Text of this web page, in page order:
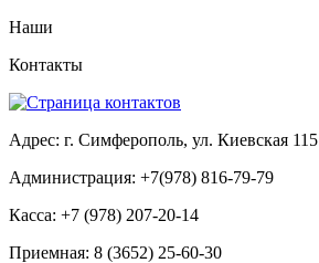
Наши
Контакты
Адрес: г. Симферополь, ул. Киевская 115
Администрация: +7(978) 816-79-79
Касса: +7 (978) 207-20-14
Приемная: 8 (3652) 25-60-30